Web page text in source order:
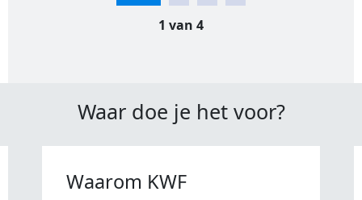
1 van 4
Waar doe je het voor?
Waarom KWF